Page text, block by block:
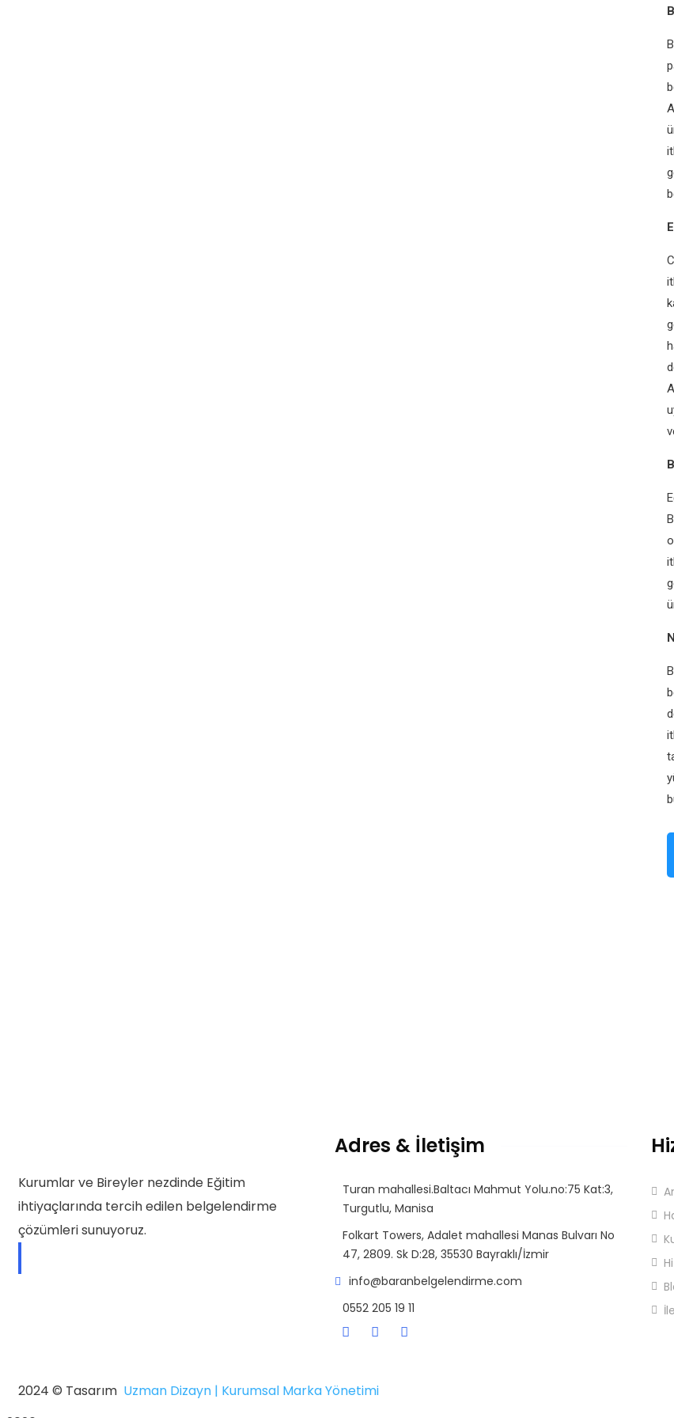
Kurumlar ve Bireyler nezdinde Eğitim
ihtiyaçlarında tercih edilen belgelendirme
çözümleri sunuyoruz.
Adres & İletişim
Turan mahallesi.Baltacı Mahmut Yolu.no:75 Kat:3,
Turgutlu, Manisa
Folkart Towers, Adalet mahallesi Manas Bulvarı No
47, 2809. Sk D:28, 35530 Bayraklı/İzmir
info@baranbelgelendirme.com
0552 205 19 11
2024 © Tasarım Uzman Dizayn | Kurumsal Marka Yönetimi